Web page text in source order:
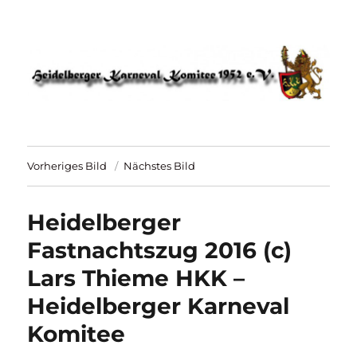
HKK 1952 – Heidelberger Karneval
Komitee
Vorheriges Bild Nächstes Bild
Heidelberger
Fastnachtszug 2016 (c)
Lars Thieme HKK –
Heidelberger Karneval
Komitee